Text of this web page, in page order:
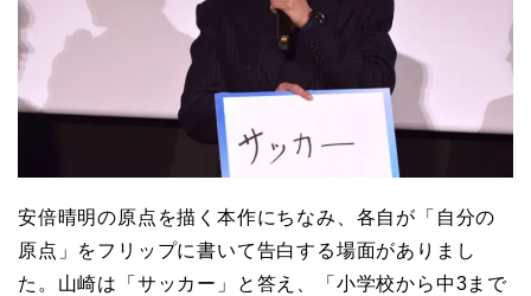
安倍晴明の原点を描く本作にちなみ、各自が「自分の
原点」をフリップに書いて告白する場面がありまし
た。山崎は「サッカー」と答え、「小学校から中3まで